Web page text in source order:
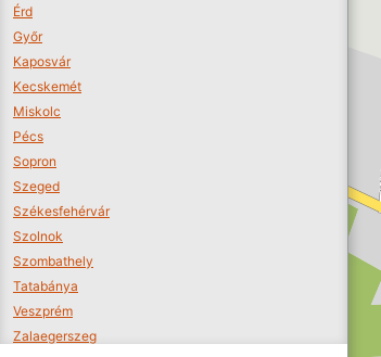
Érd
Győr
Kaposvár
Kecskemét
Miskolc
Pécs
Sopron
Szeged
Székesfehérvár
Szolnok
Szombathely
Tatabánya
Veszprém
Zalaegerszeg